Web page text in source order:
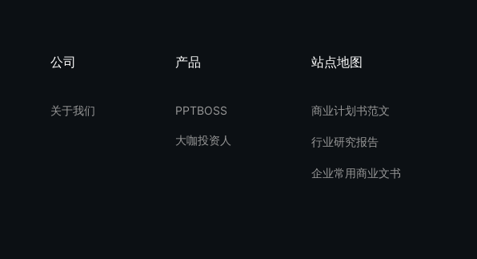
公司
关于我们
产品
PPTBOSS
大咖投资人
站点地图
商业计划书范文
行业研究报告
企业常用商业文书